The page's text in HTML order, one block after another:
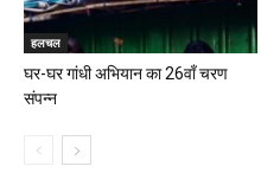
हलचल
घर-घर गांधी अभियान का 26वाँ चरण
संपन्न